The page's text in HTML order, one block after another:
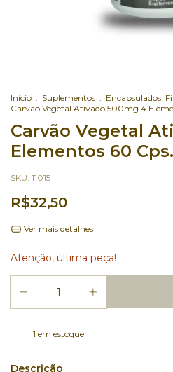
Início . Suplementos . Encapsulados,
Carvão Vegetal Ativado 500mg 4
Carvão Vegetal
Elementos 60 Cps.
SKU: 11015
R$32,50
Ver mais detalhes
Atenção, última peça!
1 em estoque
Descrição